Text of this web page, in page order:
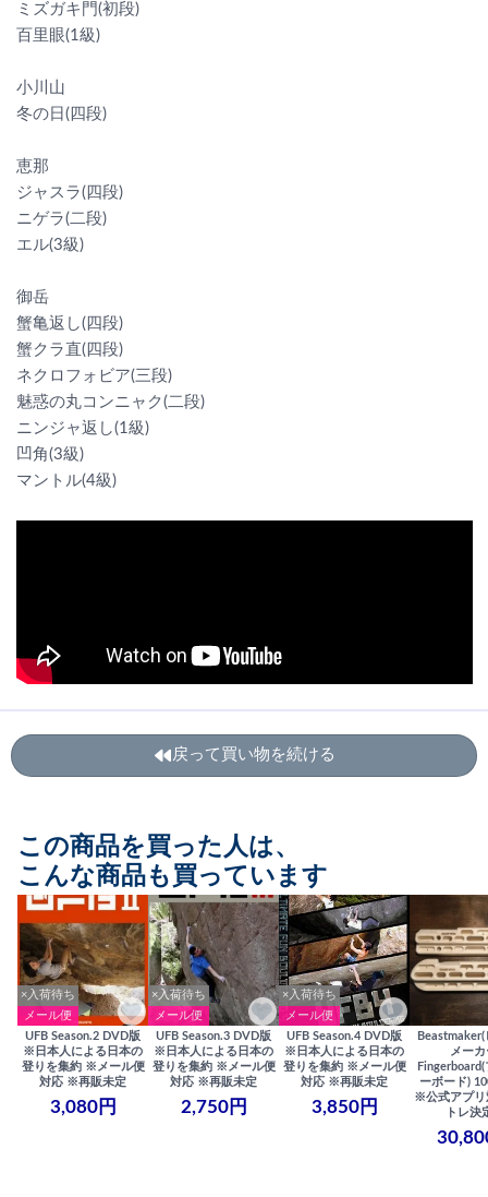
ミズガキ門(初段)
百里眼(1級)
小川山
冬の日(四段)
恵那
ジャスラ(四段)
ニゲラ(二段)
エル(3級)
御岳
蟹亀返し(四段)
蟹クラ直(四段)
ネクロフォビア(三段)
魅惑の丸コンニャク(二段)
ニンジャ返し(1級)
凹角(3級)
マントル(4級)
戻って買い物を続ける
この商品を買った人は、
こんな商品も買っています
×入荷待ち
メール便
UFB Season.2 DVD版
※日本人による日本の
登りを集約 ※メール便
対応 ※再販未定
3,080円
×入荷待ち
メール便
UFB Season.3 DVD版
※日本人による日本の
登りを集約 ※メール便
対応 ※再販未定
2,750円
×入荷待ち
メール便
UFB Season.4 DVD版
※日本人による日本の
登りを集約 ※メール便
対応 ※再販未定
3,850円
メーカ
ーボード)
※公式アプ
トレ決